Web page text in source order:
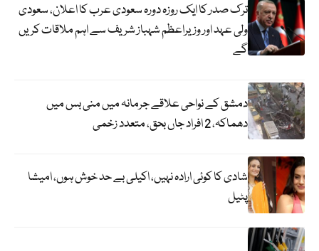
ترک صدر کا ایک روزہ دورہ سعودی عرب کا اعلان، سعودی
ولی عہد اور وزیراعظم شہباز شریف سے اہم ملاقات کریں
گے
دمشق کے نواحی علاقے جرمانہ میں منی بس میں
دھماکہ، 2 افراد جاں بحق، متعدد زخمی
شادی کا کوئی ارادہ نہیں، اکیلی بے حد خوش ہوں، امیشا
پٹیل